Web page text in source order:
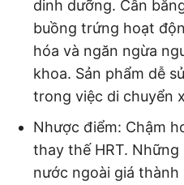
dinh dưỡng. Cân
buồng trứng hoạt
hóa và ngăn ngừa
khoa. Sản phẩm dễ
trong việc di chuyển
Nhược điểm: Chậm
thay thế HRT.
nước ngoài giá